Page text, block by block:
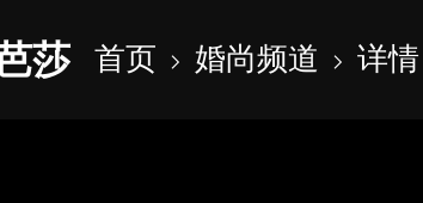
莎 首页 婚尚频道 详情